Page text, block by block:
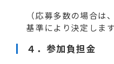
（応募多数の場合は
基準により決定します
４． 参加負担金